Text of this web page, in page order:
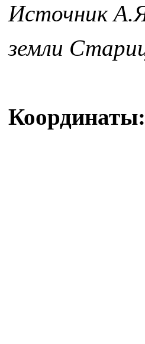
Источник
земли
Координаты: